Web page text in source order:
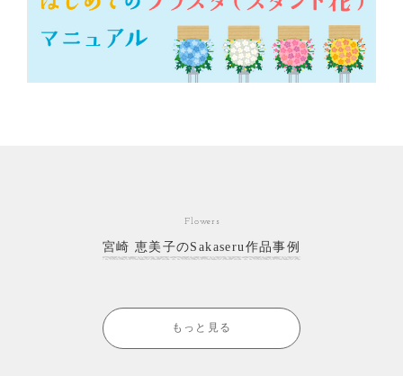
Flowers
宮崎 恵美子のSakaseru作品事例
もっと見る